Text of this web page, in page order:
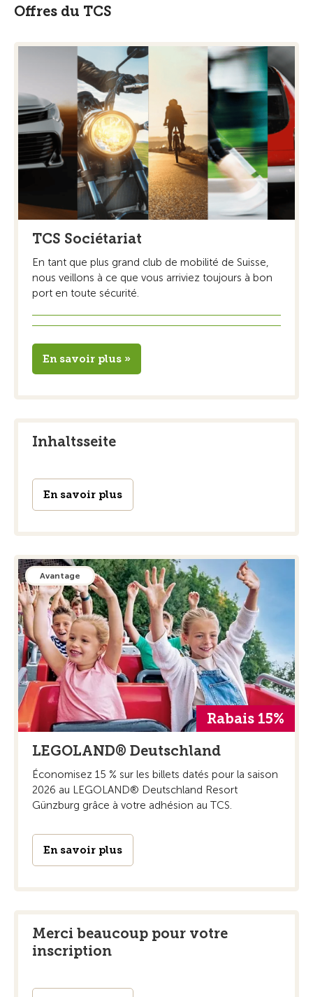
Offres du TCS
TCS Sociétariat
En tant que plus grand club de mobilité de Suisse,
nous veillons à ce que vous arriviez toujours à bon
port en toute sécurité.
En savoir plus »
Inhaltsseite
En savoir plus
Avantage
Rabais 15%
LEGOLAND® Deutschland
Économisez 15 % sur les billets datés pour la saison
2026 au LEGOLAND® Deutschland Resort
Günzburg grâce à votre adhésion au TCS.
En savoir plus
Merci beaucoup pour votre
inscription